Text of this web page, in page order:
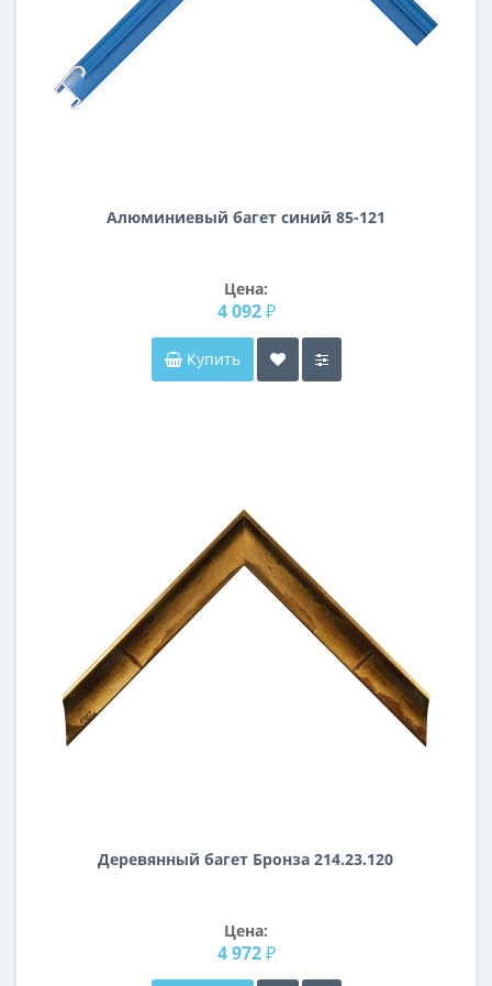
Алюминиевый багет синий 85-121
Цена:
4 092 ₽
Купить
Деревянный багет Бронза 214.23.120
Цена:
4 972 ₽